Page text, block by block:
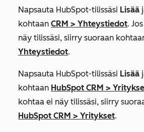
Napsauta HubSpot-tilissäsi Lisää
kohtaan CRM > Yhteystiedot. Jos
näy tilissäsi, siirry suoraan
Yhteystiedot.
Napsauta HubSpot-tilissäsi Lisää
kohtaan HubSpot CRM >
kohtaa ei näy tilissäsi, siirry
HubSpot CRM > Yritykset.